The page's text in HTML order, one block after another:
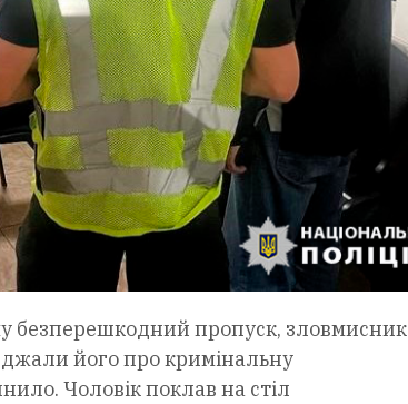
безперешкодний пропуск, зловмисник
його про кримінальну
Чоловік поклав на стіл